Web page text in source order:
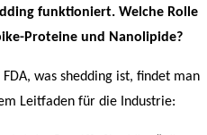
funktioniert. Welche Rolle
Proteine und Nanolipide?
was shedding ist, findet man
Leitfaden für die Industrie: